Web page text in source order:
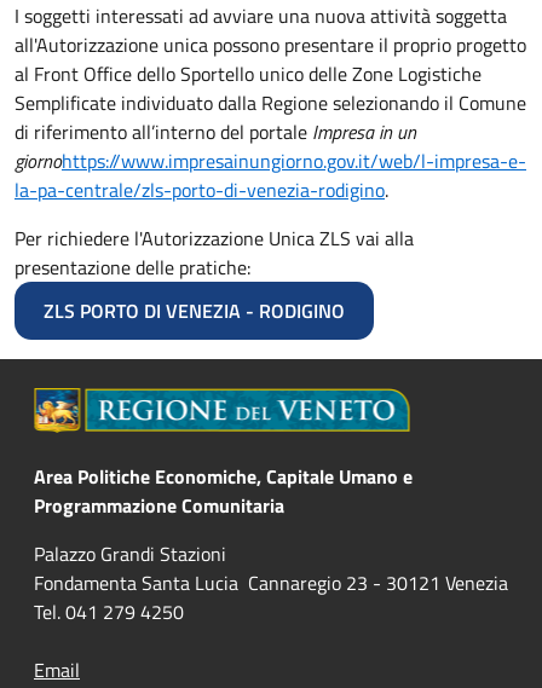
I soggetti interessati ad avviare una nuova attività soggetta
all'Autorizzazione unica possono presentare il proprio progetto
al Front Office dello Sportello unico delle Zone Logistiche
Semplificate individuato dalla Regione selezionando il Comune
di riferimento all’interno del portale Impresa in un
giornohttps://www.impresainungiorno.gov.it/web/l-impresa-e-
la-pa-centrale/zls-porto-di-venezia-rodigino.
Per richiedere l'Autorizzazione Unica ZLS vai alla
presentazione delle pratiche:
ZLS PORTO DI VENEZIA - RODIGINO
Area Politiche Economiche, Capitale Umano e
Programmazione Comunitaria
Palazzo Grandi Stazioni
Fondamenta Santa Lucia Cannaregio 23 - 30121 Venezia
Tel. 041 279 4250
Email